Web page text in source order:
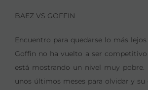
BAEZ VS GOFFIN
Encuentro para quedarse lo más
Goffin no ha vuelto a ser
está mostrando un nivel muy pobre.
unos últimos meses para olvidar y